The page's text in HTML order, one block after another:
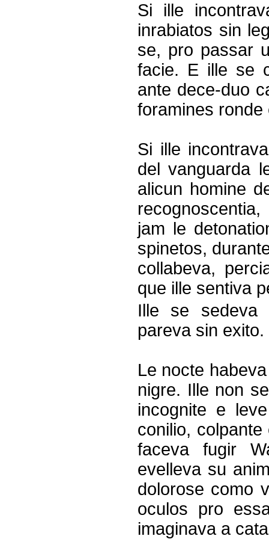
Si ille
inrabiatos sin
se, pro passar
facie. E ille se
ante dece-duo
foramines
Si ille
del vanguarda
alicun homine
jam le
spinetos,
collabeva,
que ille sentiva
Ille se sedeva
pareva sin exito.
Le nocte
nigre. Ille non
incognite e
conilio,
faceva fugir
evelleva su
dolorose como
oculos pro
imaginava a